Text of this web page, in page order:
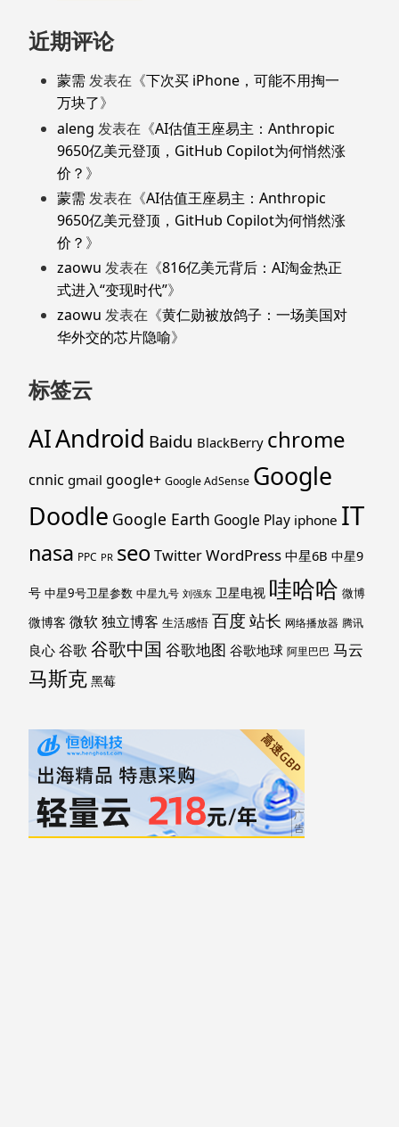
近期评论
蒙需 发表在《下次买 iPhone，可能不用掏一
万块了》
aleng 发表在《AI估值王座易主：Anthropic
9650亿美元登顶，GitHub Copilot为何悄然涨
价？ 》
蒙需 发表在《AI估值王座易主：Anthropic
9650亿美元登顶，GitHub Copilot为何悄然涨
价？ 》
zaowu 发表在《816亿美元背后：AI淘金热正
式进入“变现时代”》
zaowu 发表在《黄仁勋被放鸽子：一场美国对
华外交的芯片隐喻》
标签云
AIAndroid Baidu BlackBerry chrome
cnnic gmail google+ Google AdSense Google
Doodle Google Earth Google Play iphone IT
nasa PPC PR seoTwitterWordPress 中星6B 中星9
号 中星9号卫星参数 中星九号 刘强东 卫星电视 哇哈哈 微博
微博客 微软独立博客 生活感悟 百度 站长 网络播放器 腾讯
良心 谷歌 谷歌中国 谷歌地图 谷歌地球 阿里巴巴 马云
马斯克 黑莓